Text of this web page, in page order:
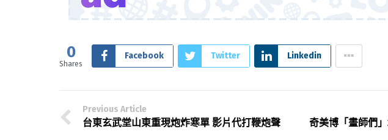
0
Shares
Facebook Twitter Linkedin
Previous Article
台東玄武堂山東重現炮炸寒單 影片代打鞭炮聲
奇美博「畫師們